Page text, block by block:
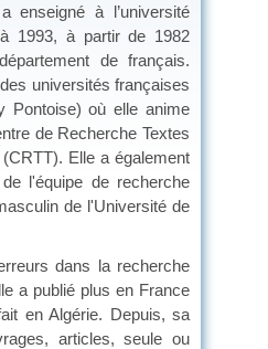
enseigné à l’université
1993, à partir de 1982
de français.
universités françaises
Pontoise) où elle anime
de Recherche Textes
Elle a également
l'équipe de recherche
de l'Université de
dans la recherche
a publié plus en France
en Algérie. Depuis, sa
articles, seule ou